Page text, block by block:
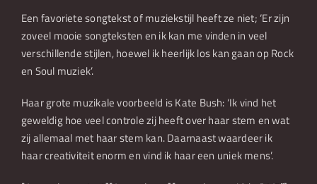
Een favoriete songtekst of muziekstijl heeft ze niet; ‘Er zijn
zoveel mooie songteksten en ik kan me vinden in veel
verschillende stijlen, hoewel ik heerlijk los kan gaan op Rock
en Soul muziek’.
Haar grote muzikale voorbeeld is Kate Bush: ‘Ik vind het
geweldig hoe veel controle zij heeft over haar stem en wat
zij allemaal met haar stem kan. Daarnaast waardeer ik
haar creativiteit enorm en vind ik haar een uniek mens’.